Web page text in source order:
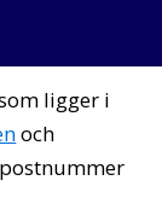
ligger i
och